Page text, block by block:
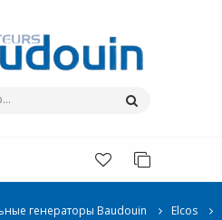
генераторы Baudouin
Elcos